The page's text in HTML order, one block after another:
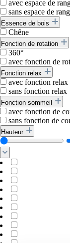
avec espace de
sans espace de
Essence de bois
Chêne
Fonction de rotation
360°
avec fonction de
Fonction relax
avec fonction relax
sans fonction relax
Fonction sommeil
avec fonction de
sans fonction de
Hauteur